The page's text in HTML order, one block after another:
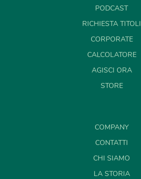
PODCAST
RICHIESTA TITOLI
CORPORATE
CALCOLATORE
AGISCI ORA
STORE
COMPANY
CONTATTI
CHI SIAMO
LA STORIA